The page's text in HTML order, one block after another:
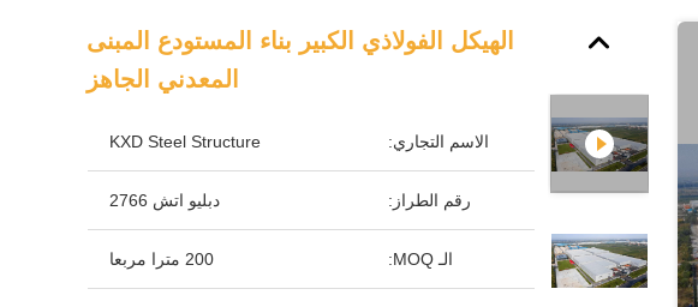
الهيكل الفولاذي الكبير بناء المستودع المبنى
المعدني الجاهز
الاسم التجاري: KXD Steel Structure
رقم الطراز: دبليو اتش 2766
الـ MOQ: 200 مترا مربعا